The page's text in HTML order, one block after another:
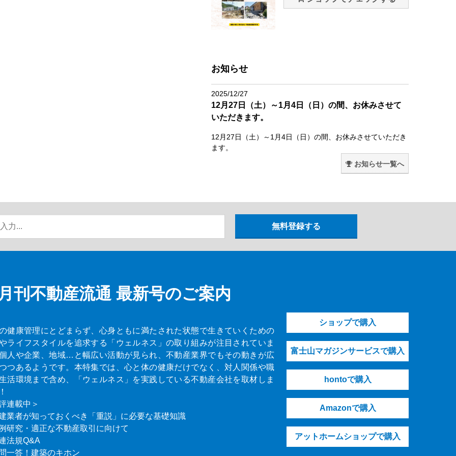
お知らせ
2025/12/27
12月27日（土）～1月4日（日）の間、お休みさせて
いただきます。
12月27日（土）～1月4日（日）の間、お休みさせていただき
ます。
お知らせ一覧へ
月刊不動産流通 最新号のご案内
健康管理にとどまらず、心身ともに満たされた状態で生きていくための
ライフスタイルを追求する「ウェルネス」の取り組みが注目されていま
人や企業、地域…と幅広い活動が見られ、不動産業界でもその動きが広
つあるようです。本特集では、心と体の健康だけでなく、対人関係や職
活環境まで含め、「ウェルネス」を実践している不動産会社を取材しま
連載中＞
建業者が知っておくべき「重説」に必要な基礎知識
研究・適正な不動産取引に向けて
法規Q&A
一答！建築のキホン
ショップで購入
富士山マガジンサービスで購入
hontoで購入
Amazonで購入
アットホームショップで購入